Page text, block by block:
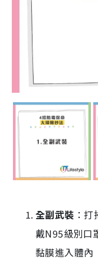
全副武裝 ：
戴N95級別口
黏膜進入體內